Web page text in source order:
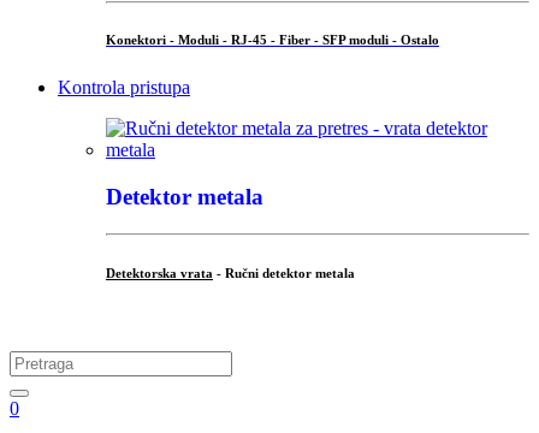
Konektori - Moduli - RJ-45 - Fiber - SFP moduli - Ostalo
Kontrola pristupa
Detektor metala
Detektorska vrata - Ručni detektor metala
Search
for:
0